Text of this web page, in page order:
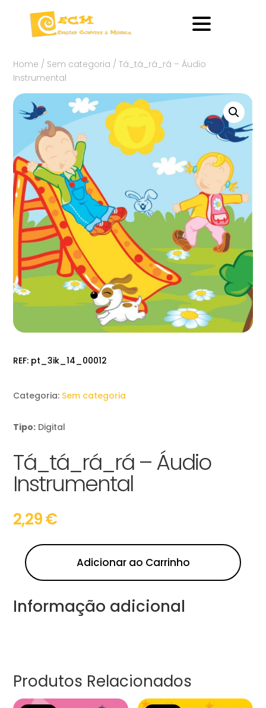
Home / Sem categoria / Tá_tá_rá_rá – Áudio
Instrumental
REF: pt_3ik_14_00012
Categoria: Sem categoria
Tipo: Digital
Tá_tá_rá_rá – Áudio
Instrumental
2,29€
Adicionar ao Carrinho
Informação adicional
Produtos Relacionados